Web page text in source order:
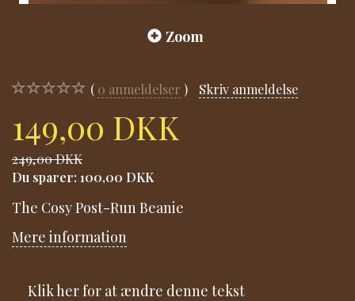
Zoom
0 anmeldelser Skriv anmeldelse
149,00 DKK
249,00 DKK
Du sparer: 100,00 DKK
The Cosy Post-Run Beanie
Mere information
Klik her for at ændre denne tekst